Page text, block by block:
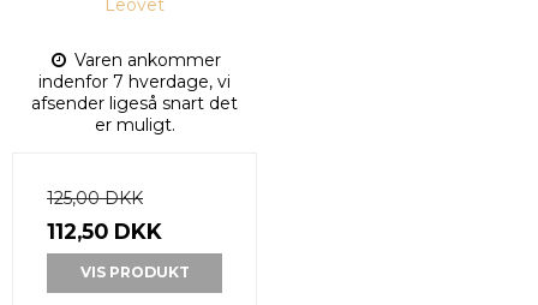
Leovet
Varen ankommer
indenfor 7 hverdage, vi
afsender ligeså snart det
er muligt.
125,00 DKK
112,50 DKK
VIS PRODUKT